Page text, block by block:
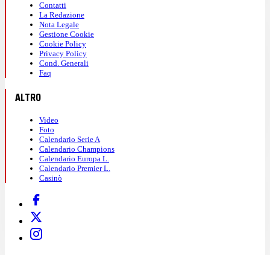
Contatti
La Redazione
Nota Legale
Gestione Cookie
Cookie Policy
Privacy Policy
Cond. Generali
Faq
ALTRO
Video
Foto
Calendario Serie A
Calendario Champions
Calendario Europa L.
Calendario Premier L.
Casinò